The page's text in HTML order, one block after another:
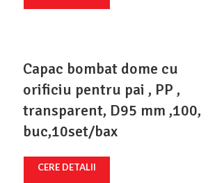
Capac bombat dome cu
orificiu pentru pai , PP ,
transparent, D95 mm ,100,
buc,10set/bax
CERE DETALII